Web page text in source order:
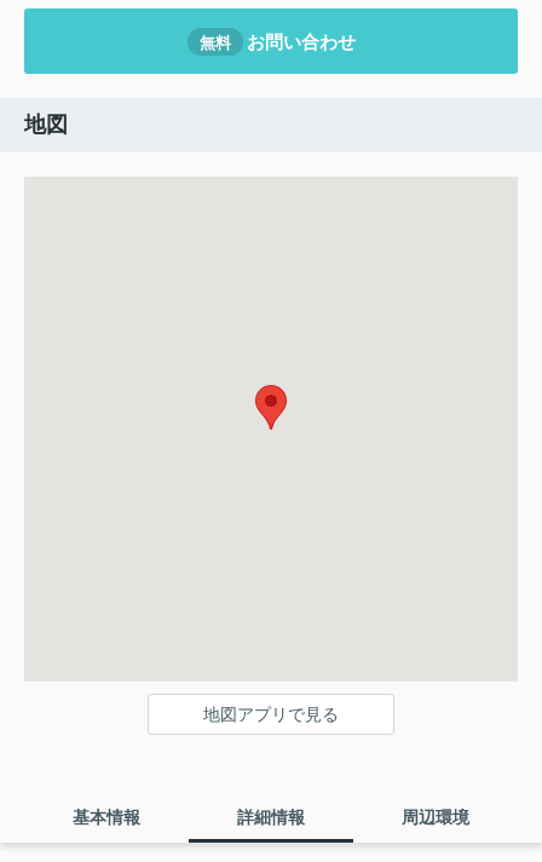
無料 お問い合わせ
地図
地図アプリで見る
基本情報 詳細情報 周辺環境